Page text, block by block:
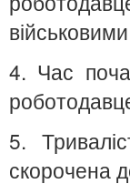
4. Час
5.
скорочена